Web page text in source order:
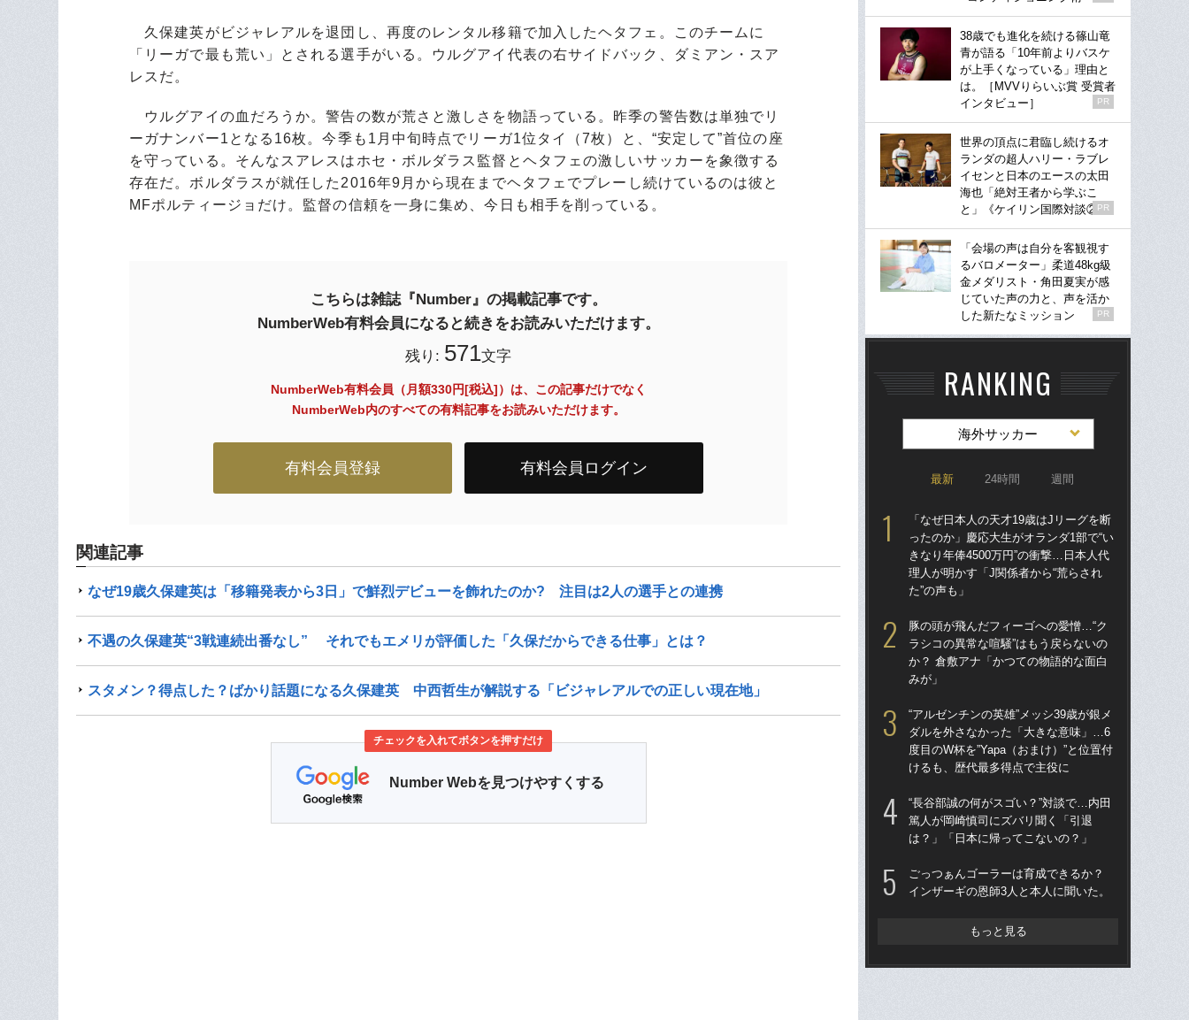
久保建英がビジャレアルを退団し、再度のレンタル移籍で加入したヘタフェ。このチームに
「リーガで最も荒い」とされる選手がいる。ウルグアイ代表の右サイドバック、ダミアン・スア
レスだ。
ウルグアイの血だろうか。警告の数が荒さと激しさを物語っている。昨季の警告数は単独でリ
ーガナンバー1となる16枚。今季も1月中旬時点でリーガ1位タイ（7枚）と、“安定して”首位の座
を守っている。そんなスアレスはホセ・ボルダラス監督とヘタフェの激しいサッカーを象徴する
存在だ。ボルダラスが就任した2016年9月から現在までヘタフェでプレーし続けているのは彼と
MFポルティージョだけ。監督の信頼を一身に集め、今日も相手を削っている。
こちらは雑誌『Number』の掲載記事です。
NumberWeb有料会員になると続きをお読みいただけます。
残り: 571文字
NumberWeb有料会員（月額330円[税込]）は、この記事だけでなく
NumberWeb内のすべての有料記事をお読みいただけます。
有料会員登録 有料会員ログイン
関連記事
なぜ19歳久保建英は「移籍発表から3日」で鮮烈デビューを飾れたのか? 注目は2人の選手との連携
不遇の久保建英“3戦連続出番なし” それでもエメリが評価した「久保だからできる仕事」とは？
スタメン？得点した？ばかり話題になる久保建英 中西哲生が解説する「ビジャレアルでの正しい現在地」
チェックを入れてボタンを押すだけ
Number Webを見つけやすくする
38歳でも進化を続ける篠山竜
青が語る「10年前よりバスケ
が上手くなっている」理由と
は。［MVVりらいぶ賞 受賞者
インタビュー］
PR
世界の頂点に君臨し続けるオ
ランダの超人ハリー・ラブレ
イセンと日本のエースの太田
海也「絶対王者から学ぶこ
と」《ケイリン国際対談②》
PR
「会場の声は自分を客観視す
るバロメーター」柔道48kg級
金メダリスト・角田夏実が感
じていた声の力と、声を活か
した新たなミッション
PR
RANKING
海外サッカー
最新 24時間 週間
「なぜ日本人の天才19歳はJリーグを断
ったのか」慶応大生がオランダ1部で“い
きなり年俸4500万円”の衝撃…日本人代
理人が明かす「J関係者から“荒らされ
た”の声も」
豚の頭が飛んだフィーゴへの愛憎…“ク
ラシコの異常な喧騒”はもう戻らないの
か？ 倉敷アナ「かつての物語的な面白
みが」
“アルゼンチンの英雄”メッシ39歳が銀メ
ダルを外さなかった「大きな意味」…6
度目のW杯を”Yapa（おまけ）”と位置付
けるも、歴代最多得点で主役に
“長谷部誠の何がスゴい？”対談で…内田
篤人が岡崎慎司にズバリ聞く「引退
は？」「日本に帰ってこないの？」
ごっつぁんゴーラーは育成できるか？
インザーギの恩師3人と本人に聞いた。
もっと見る